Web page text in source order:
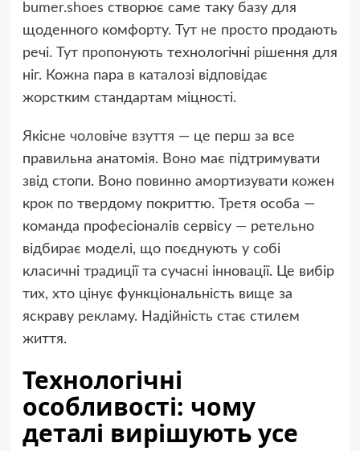
bumer.shoes створює саме таку базу для
щоденного комфорту. Тут не просто продають
речі. Тут пропонують технологічні рішення для
ніг. Кожна пара в каталозі відповідає
жорстким стандартам міцності.
Якісне чоловіче взуття — це перш за все
правильна анатомія. Воно має підтримувати
звід стопи. Воно повинно амортизувати кожен
крок по твердому покриттю. Третя особа —
команда професіоналів сервісу — ретельно
відбирає моделі, що поєднують у собі
класичні традиції та сучасні інновації. Це вибір
тих, хто цінує функціональність вище за
яскраву рекламу. Надійність стає стилем
життя.
Технологічні
особливості: чому
деталі вирішують усе